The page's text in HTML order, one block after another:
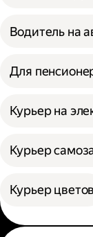
Водитель на
Для
Курьер на
Курьер
Курьер цветов